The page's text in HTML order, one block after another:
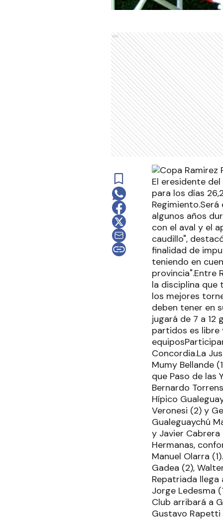
Ads
El eresidente
para los días
algunos años
con el aval y el
caudillo",
finalidad de
teniendo en
provincia".Entre
la disciplina que
los mejores
deben tener en
jugará de 7 a 12
partidos es libre
Concordia.La
Mumy Bellande
que Paso de las
Bernardo
Hípico
Veronesi (2) y
Gualeguaychú
y Javier Cabrera
Hermanas,
Manuel Olarra
Gadea (2),
Repatriada llega
Jorge Ledesma
Club arribará a
Gustavo Rapetti